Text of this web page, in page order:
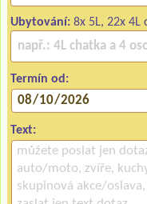
Ubytování: 8x 5L, 22x 4L
Termín od:
Text: